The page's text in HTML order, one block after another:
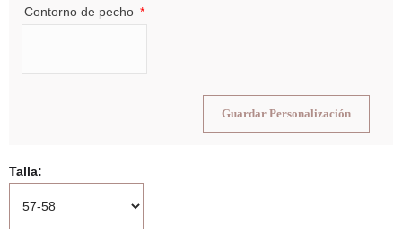
Contorno de pecho
Guardar Personalización
Talla